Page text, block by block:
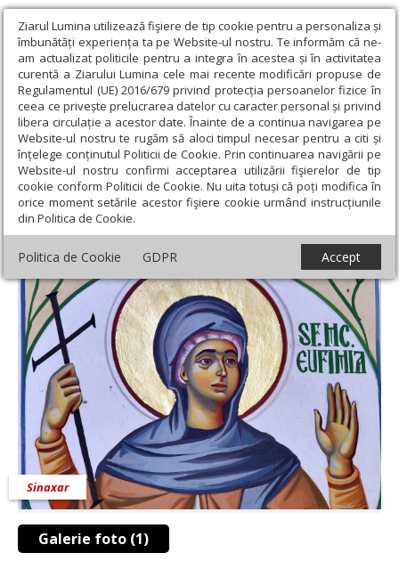
Ziarul Lumina utilizează fişiere de tip cookie pentru a personaliza și
îmbunătăți experiența ta pe Website-ul nostru. Te informăm că ne-
am actualizat politicile pentru a integra în acestea și în activitatea
curentă a Ziarului Lumina cele mai recente modificări propuse de
Regulamentul (UE) 2016/679 privind protecția persoanelor fizice în
ceea ce privește prelucrarea datelor cu caracter personal și privind
libera circulație a acestor date. Înainte de a continua navigarea pe
Website-ul nostru te rugăm să aloci timpul necesar pentru a citi și
înțelege conținutul Politicii de Cookie. Prin continuarea navigării pe
Website-ul nostru confirmi acceptarea utilizării fişierelor de tip
cookie conform Politicii de Cookie. Nu uita totuși că poți modifica în
orice moment setările acestor fişiere cookie urmând instrucțiunile
din Politica de Cookie.
Politica de Cookie GDPR Accept
Ziarul Lumina › Teologie și spiritualitate › Sinaxar › Sf. Mare Mc.
Eufimia; Sf. Mc. Meletina şi Ludmila
Sf. Mare Mc. Eufimia; Sf. Mc. Meletina şi
Ludmila
Galerie foto (1)
Sinaxar